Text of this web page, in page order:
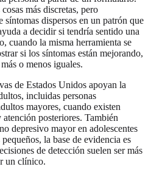
más discretas, pero
dispersos en un patrón que
a decidir si tendría sentido una
cuando la misma herramienta se
si los síntomas están mejorando,
o menos iguales.
de Estados Unidos apoyan la
incluidas personas
mayores, cuando existen
posteriores. También
depresivo mayor en adolescentes
la base de evidencia es
de detección suelen ser más
un clínico.